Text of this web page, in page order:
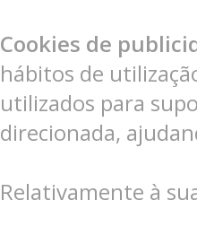
Cookies de
hábitos de
utilizados para
direcionada,
Relativamente à